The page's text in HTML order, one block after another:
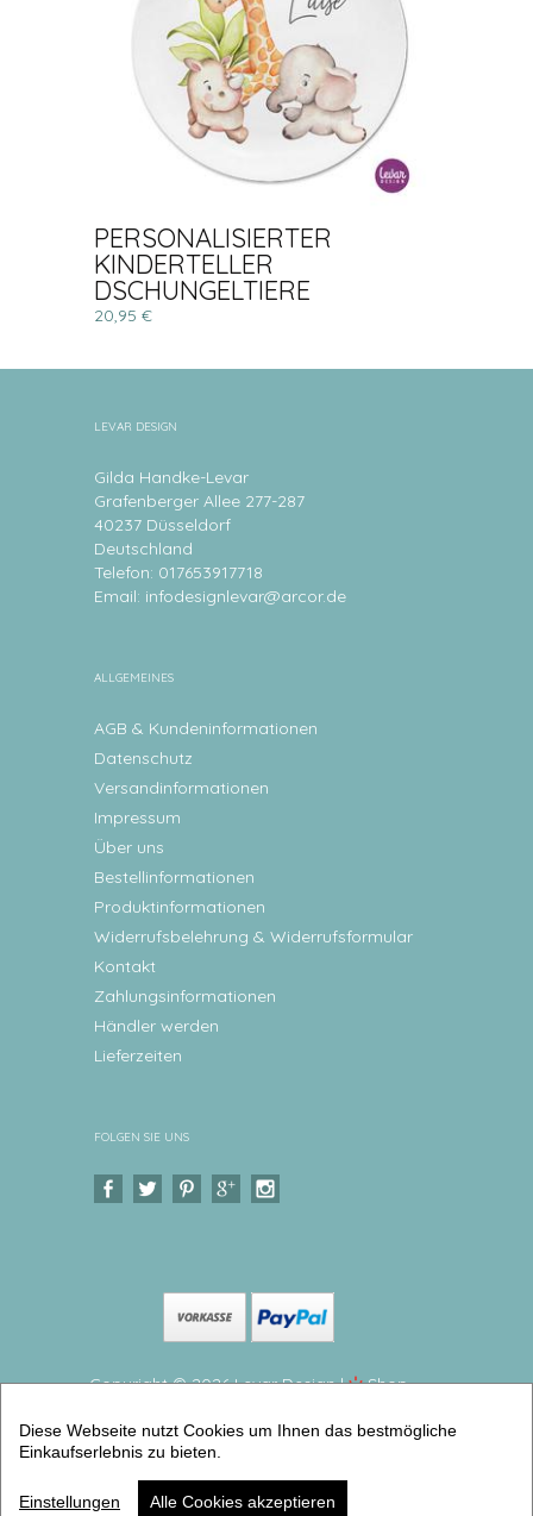
PERSONALISIERTER
KINDERTELLER
DSCHUNGELTIERE
20,95 €
LEVAR DESIGN
Gilda Handke-Levar
Grafenberger Allee 277-287
40237 Düsseldorf
Deutschland
Telefon: 017653917718
Email: infodesignlevar@arcor.de
ALLGEMEINES
AGB & Kundeninformationen
Datenschutz
Versandinformationen
Impressum
Über uns
Bestellinformationen
Produktinformationen
Widerrufsbelehrung & Widerrufsformular
Kontakt
Zahlungsinformationen
Händler werden
Lieferzeiten
FOLGEN SIE UNS
Copyright © 2026 Levar Design |
Shop
Kinderteller Traktor Bauernhof Melaminteller BPA frei
und hergestellt in Deutschland (teller flach groß) |
Artikelnummer: 2355234 -3 Kopie Kopie
Diese Webseite nutzt Cookies um Ihnen das bestmögliche
Einkaufserlebnis zu bieten.
Einstellungen Alle Cookies akzeptieren